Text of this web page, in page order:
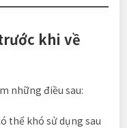
khi về
những điều sau:
thể khó sử dụng sau